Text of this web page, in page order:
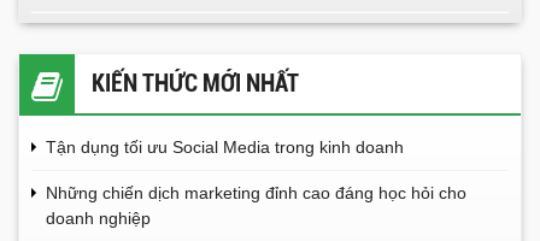
KIẾN THỨC MỚI NHẤT
Tận dụng tối ưu Social Media trong kinh doanh
Những chiến dịch marketing đỉnh cao đáng học hỏi cho
doanh nghiệp